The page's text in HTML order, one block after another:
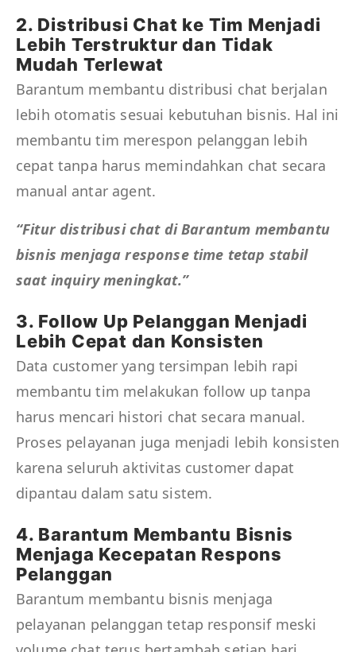
2. Distribusi Chat ke Tim Menjadi
Lebih Terstruktur dan Tidak
Mudah Terlewat
Barantum membantu distribusi chat berjalan
lebih otomatis sesuai kebutuhan bisnis. Hal ini
membantu tim merespon pelanggan lebih
cepat tanpa harus memindahkan chat secara
manual antar agent.
“Fitur distribusi chat di Barantum membantu
bisnis menjaga response time tetap stabil
saat inquiry meningkat.”
3. Follow Up Pelanggan Menjadi
Lebih Cepat dan Konsisten
Data customer yang tersimpan lebih rapi
membantu tim melakukan follow up tanpa
harus mencari histori chat secara manual.
Proses pelayanan juga menjadi lebih konsisten
karena seluruh aktivitas customer dapat
dipantau dalam satu sistem.
4. Barantum Membantu Bisnis
Menjaga Kecepatan Respons
Pelanggan
Barantum membantu bisnis menjaga
pelayanan pelanggan tetap responsif meski